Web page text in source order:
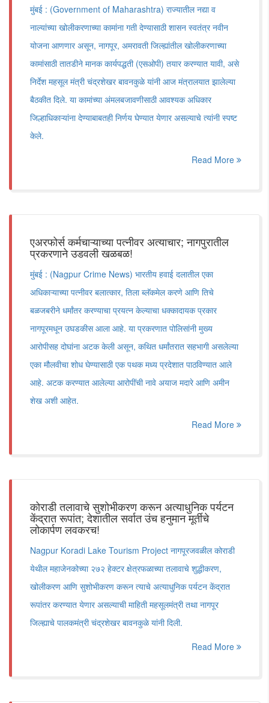
मुंबई : (Government of Maharashtra) राज्यातील नद्या व
नाल्यांच्या खोलीकरणाच्या कामांना गती देण्यासाठी शासन स्वतंत्र नवीन
योजना आणणार असून, नागपूर, अमरावती जिल्ह्यांतील खोलीकरणाच्या
कामांसाठी तातडीने मानक कार्यपद्धती (एसओपी) तयार करण्यात यावी, असे
निर्देश महसूल मंत्री चंद्रशेखर बावनकुळे यांनी आज मंत्रालयात झालेल्या
बैठकीत दिले. या कामांच्या अंमलबजावणीसाठी आवश्यक अधिकार
जिल्हाधिकाऱ्यांना देण्याबाबतही निर्णय घेण्यात येणार असल्याचे त्यांनी स्पष्ट
केले.
Read More
एअरफोर्स कर्मचाऱ्याच्या पत्नीवर अत्याचार; नागपुरातील
प्रकरणाने उडवली खळबळ!
मुंबई : (Nagpur Crime News) भारतीय हवाई दलातील एका
अधिकाऱ्याच्या पत्नीवर बलात्कार, तिला ब्लॅकमेल करणे आणि तिचे
बळजबरीने धर्मांतर करण्याचा प्रयत्न केल्याचा धक्कादायक प्रकार
नागपूरमधून उघडकीस आला आहे. या प्रकरणात पोलिसांनी मुख्य
आरोपीसह दोघांना अटक केली असून, कथित धर्मांतरात सहभागी असलेल्या
एका मौलवीचा शोध घेण्यासाठी एक पथक मध्य प्रदेशात पाठविण्यात आले
आहे. अटक करण्यात आलेल्या आरोपींची नावे अयाज मदारे आणि अमीन
शेख अशी आहेत.
Read More
कोराडी तलावाचे सुशोभीकरण करून अत्याधुनिक पर्यटन
केंद्रात रूपांत; देशातील सर्वात उंच हनुमान मूर्तीचे
लोकार्पण लवकरच!
Nagpur Koradi Lake Tourism Project नागपूरजवळील कोराडी
येथील महाजेनकोच्या २७२ हेक्टर क्षेत्रफळाच्या तलावाचे शुद्धीकरण,
खोलीकरण आणि सुशोभीकरण करून त्याचे अत्याधुनिक पर्यटन केंद्रात
रूपांतर करण्यात येणार असल्याची माहिती महसूलमंत्री तथा नागपूर
जिल्ह्याचे पालकमंत्री चंद्रशेखर बावनकुळे यांनी दिली.
Read More